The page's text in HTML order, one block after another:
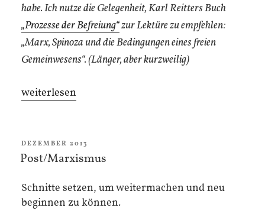
habe. Ich nutze die Gelegenheit, Karl Reitters Buch
„Prozesse der Befreiung“zur Lektüre zu empfehlen:
„Marx, Spinoza und die Bedingungen eines freien
Gemeinwesens“. (Länger, aber kurzweilig)
„Physik
Phänomenologie
der
weiterlesen
VERÖFFENTLICHT
AM
DEZEMBER 2013
Post/Marxismus
Schnitte setzen, um weitermachen und neu
beginnen zu können.